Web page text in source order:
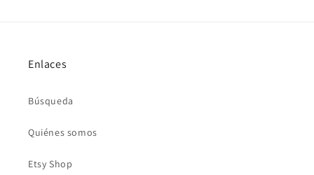
Enlaces
Búsqueda
Quiénes somos
Etsy Shop